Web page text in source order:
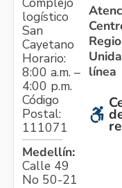
logístico
San
Cayetano
Horario:
8:00 a.m. –
4:00 p.m.
Código
Postal:
111071
Medellín:
Calle 49
No 50-21
línea